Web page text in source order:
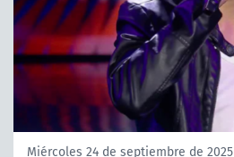
Miércoles 24 de septiembre de 2025